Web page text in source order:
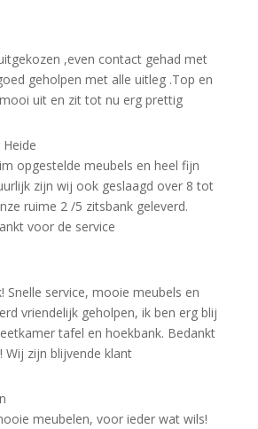
,even contact gehad met
geholpen met alle uitleg .Top en
uit en zit tot nu erg prettig
opgestelde meubels en heel fijn
zijn wij ook geslaagd over 8 tot
ruime 2 /5 zitsbank geleverd.
voor de service
Snelle service, mooie meubels en
vriendelijk geholpen, ik ben erg blij
tafel en hoekbank. Bedankt
Wij zijn blijvende klant
meubelen, voor ieder wat wils!